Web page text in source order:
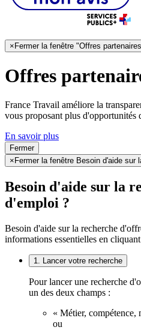
×Fermer la fenêtre "Offres
Offres
France Travail améliore la
vous proposant plus d'opportunités
En savoir plus
Fermer
× Fermer la fenêtre Besoin d'aide sur
Besoin d'aide sur la
d'emploi ?
Besoin d'aide sur la recherche
informations essentielles en
1. Lancer votre recherche
Pour lancer une recherche
un des deux champs :
« Métier, compétence,
ou